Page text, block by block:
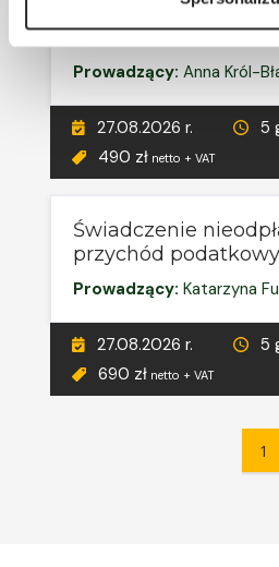
Środki trwałe w
Prowadzący: Anna Król-
27.08.2026 r.
5
490 zł netto + VAT
Świadczenie
przychód podatkowy
Prowadzący: Katarzyna
27.08.2026 r.
5
690 zł netto + VAT
1